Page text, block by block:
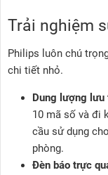
Trải nghiệm
Philips luôn chú
chi tiết nhỏ.
Dung lượng
10 mã số và đi
cầu sử dụng
phòng.
Đèn báo trực